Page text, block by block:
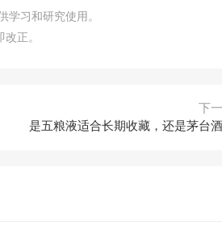
学习和研究使用。
正。
下
是五粮液适合长期收藏，还是茅台酒